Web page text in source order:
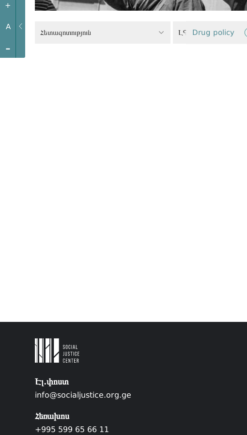
+
A
-
Հետազոտություն ԼԳԲՏԻ իրավունքներ
Drug policy
Էլ.փոստ
info@socialjustice.org.ge
Հեռախոս
+995 599 65 66 11